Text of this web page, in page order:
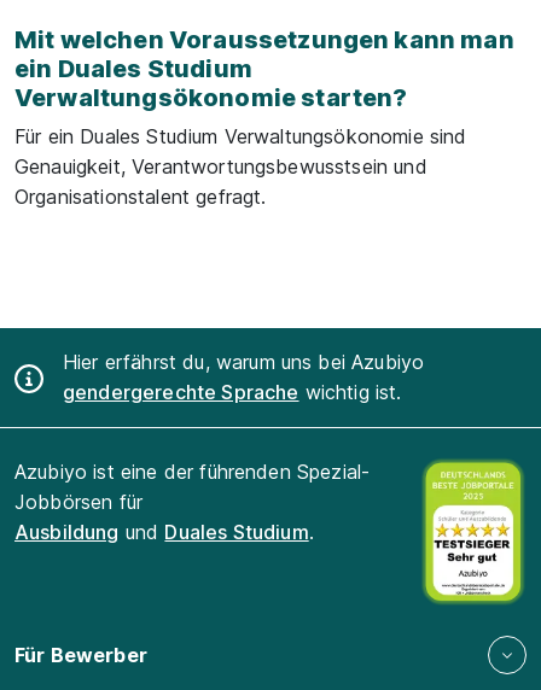
Mit welchen Voraussetzungen kann man
ein Duales Studium
Verwaltungsökonomie starten?
Für ein Duales Studium Verwaltungsökonomie sind
Genauigkeit, Verantwortungsbewusstsein und
Organisationstalent gefragt.
Hier erfährst du, warum uns bei Azubiyo
gendergerechte Sprache wichtig ist.
Azubiyo ist eine der führenden Spezial-
Jobbörsen für
Ausbildung und Duales Studium.
Für Bewerber